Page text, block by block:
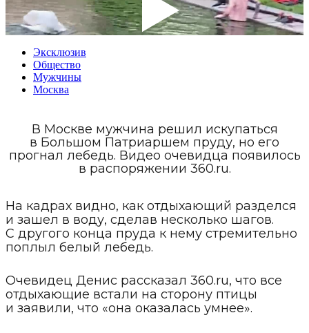
Эксклюзив
Общество
Мужчины
Москва
В Москве мужчина решил искупаться
в Большом Патриаршем пруду, но его
прогнал лебедь. Видео очевидца появилось
в распоряжении 360.ru.
На кадрах видно, как отдыхающий разделся
и зашел в воду, сделав несколько шагов.
С другого конца пруда к нему стремительно
поплыл белый лебедь.
Очевидец Денис рассказал 360.ru, что все
отдыхающие встали на сторону птицы
и заявили, что «она оказалась умнее».